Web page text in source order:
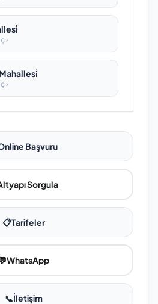
›
›
Başvuru
Sorgula
📋Tarifeler
WhatsApp
📞İletişim